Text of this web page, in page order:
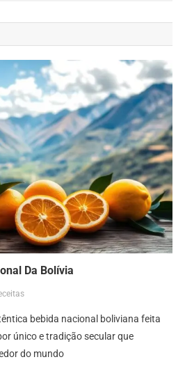
Da Bolívia
bebida nacional boliviana feita
único e tradição secular que
do mundo